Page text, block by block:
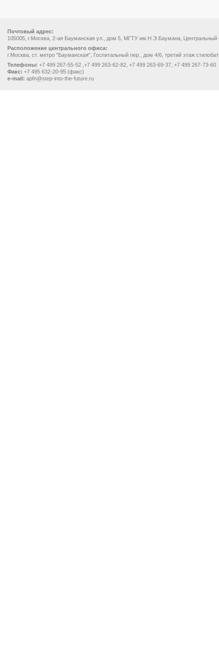
Почтовый адрес:
105005, г.Москва, 2-ая Бауманская ул., дом 5, МГТУ им.Н.Э.Баумана, Центральный
Расположение центрального офиса:
г.Москва, ст. метро "Бауманская", Госпитальный пер., дом 4/6, третий этаж
Телефоны: +7 499 267-55-52 ,+7 499 263-62-82, +7 499 263-69-37, +7 499 267-73-60
Факс: +7 495 632-20-95 (факс)
e-mail: apfn@step-into-the-future.ru